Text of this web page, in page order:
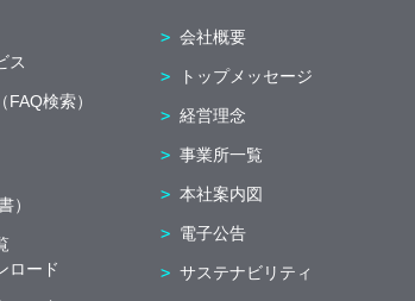
ス
検索）
）
ロード
会社概要
トップメッセージ
経営理念
事業所一覧
本社案内図
電子公告
サステナビリティ